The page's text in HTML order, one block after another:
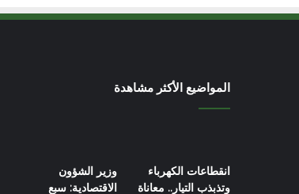
المواضيع الأكثر مشاهدة
انقطاعات الكهرباء
وتذبذب التيار.. معاناة
وزير الشؤون
الاقتصادية: سبع